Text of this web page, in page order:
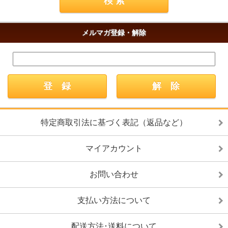
メルマガ登録・解除
特定商取引法に基づく表記（返品など）
マイアカウント
お問い合わせ
支払い方法について
配送方法･送料について